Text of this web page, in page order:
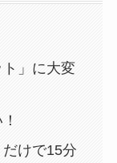
」に大変
けで15分